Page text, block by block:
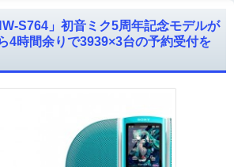
S764」初音ミク5周年記念モデルが
時間余りで3939×3台の予約受付を